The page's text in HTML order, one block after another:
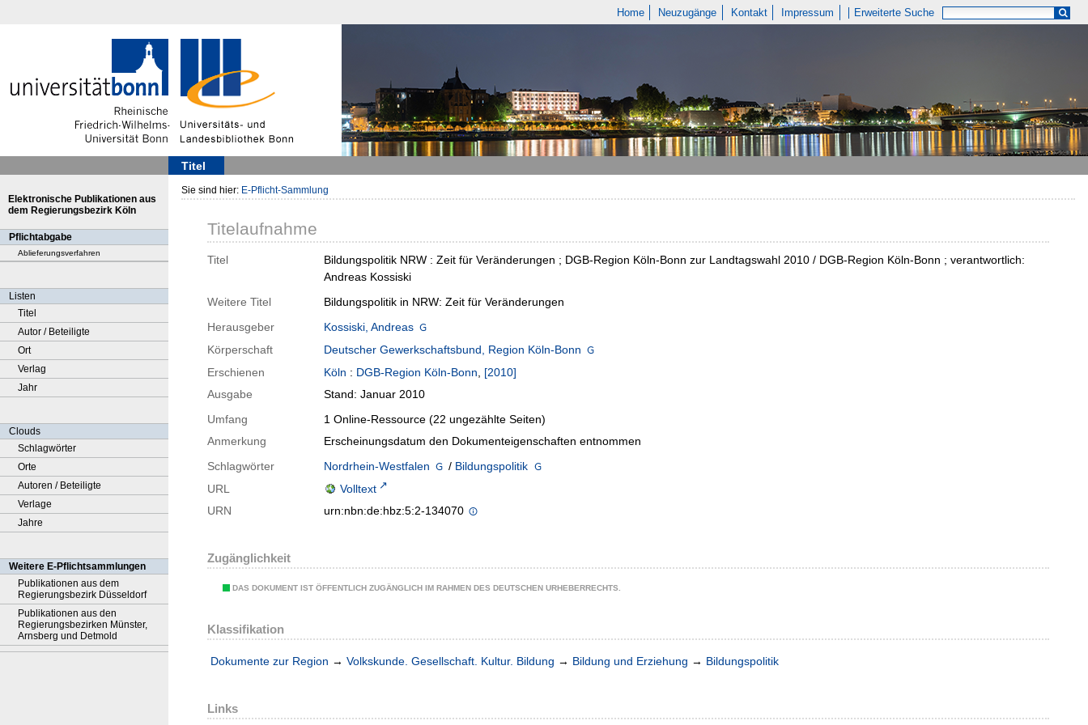
Home Neuzugänge Kontakt Impressum Erweiterte Suche
Titel
Elektronische Publikationen aus
dem Regierungsbezirk Köln
Pflichtabgabe
Ablieferungsverfahren
Listen
Titel
Autor / Beteiligte
Ort
Verlag
Jahr
Clouds
Schlagwörter
Orte
Autoren / Beteiligte
Verlage
Jahre
Weitere E-Pflichtsammlungen
Publikationen aus dem
Regierungsbezirk Düsseldorf
Publikationen aus den
Regierungsbezirken Münster,
Arnsberg und Detmold
Sie sind hier: E-Pflicht-Sammlung
Titelaufnahme
Titel
Bildungspolitik NRW : Zeit für Veränderungen ; DGB-Region Köln-Bonn zur Landtagswahl 2010 / DGB-Region Köln-Bonn ; verantwortlich:
Andreas Kossiski
Weitere Titel
Bildungspolitik in NRW: Zeit für Veränderungen
Herausgeber
Kossiski, Andreas
Körperschaft
Deutscher Gewerkschaftsbund, Region Köln-Bonn
Erschienen
Köln : DGB-Region Köln-Bonn, [2010]
Ausgabe
Stand: Januar 2010
Umfang
1 Online-Ressource (22 ungezählte Seiten)
Anmerkung
Erscheinungsdatum den Dokumenteigenschaften entnommen
Schlagwörter
Nordrhein-Westfalen / Bildungspolitik
URL
Volltext
URN
urn:nbn:de:hbz:5:2-134070
Zugänglichkeit
DAS DOKUMENT IST ÖFFENTLICH ZUGÄNGLICH IM RAHMEN DES DEUTSCHEN URHEBERRECHTS.
Klassifikation
Dokumente zur Region → Volkskunde. Gesellschaft. Kultur. Bildung → Bildung und Erziehung → Bildungspolitik
Links